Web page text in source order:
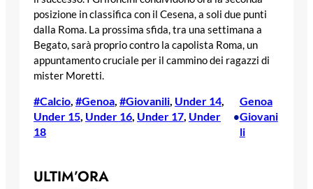
posizione in classifica con il Cesena, a soli due punti
dalla Roma. La prossima sfida, tra una settimana a
Begato, sarà proprio contro la capolista Roma, un
appuntamento cruciale per il cammino dei ragazzi di
mister Moretti.
#Calcio, #Genoa, #Giovanili, Under 14
Under 15, Under 16, Under 17, Under
18
•
Genoa
Giovani
li
ULTIM’ORA